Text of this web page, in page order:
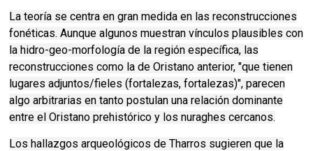
La teoría se centra en gran medida en las reconstrucciones
fonéticas. Aunque algunos muestran vínculos plausibles con
la hidro-geo-morfología de la región específica, las
reconstrucciones como la de Oristano anterior, "que tienen
lugares adjuntos/fieles (fortalezas, fortalezas)", parecen
algo arbitrarias en tanto postulan una relación dominante
entre el Oristano prehistórico y los nuraghes cercanos.
Los hallazgos arqueológicos de Tharros sugieren que la